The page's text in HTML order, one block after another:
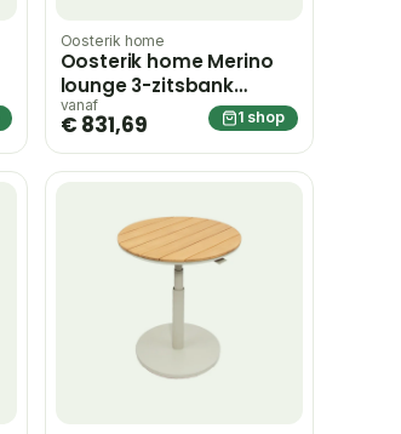
Oosterik home
Oosterik home Merino
lounge 3-zitsbank
midnight grey sunny
creme – beige;grijs
vanaf
€ 831,69 1 shop